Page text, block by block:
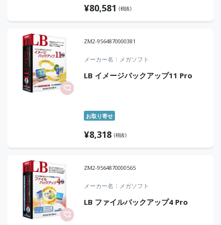
¥80,581 (税抜)
ZM2-9564870000381
メーカー名 メガソフト
LB イメージバックアップ11 Pro
お取り寄せ
¥8,318 (税抜)
ZM2-9564870000565
メーカー名 メガソフト
LB ファイルバックアップ4 Pro